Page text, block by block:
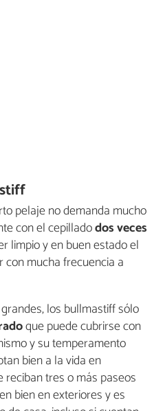
pelaje no demanda mucho
con el cepilladodos veces
limpio y en buen estado el
con mucha frecuencia a
los bullmastiff sólo
que puede cubrirse con
y su temperamento
bien a la vida en
tres o más paseos
bien en exteriores y es